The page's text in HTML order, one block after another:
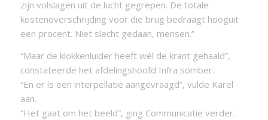
zijn volslagen uit de lucht gegrepen. De totale
kostenoverschrijding voor die brug bedraagt hooguit
een procent. Niet slecht gedaan, mensen.”
“Maar de klokkenluider heeft wél de krant gehaald”,
constateerde het afdelingshoofd Infra somber.
“En er ís een interpellatie aangevraagd”, vulde Karel
aan.
“Het gaat om het beeld”, ging Communicatie verder.